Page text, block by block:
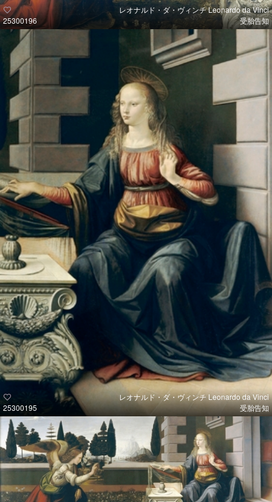
25300196
レオナルド・ダ・ヴィンチ Leonardo da Vinci
受胎告知
25300195
レオナルド・ダ・ヴィンチ Leonardo da Vinci
受胎告知